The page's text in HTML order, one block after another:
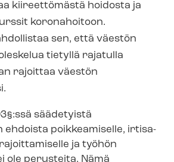
kiireettömästä hoidosta ja
koronahoitoon.
sen, että väestön
tietyllä rajatulla
rajoittaa väestön
säädetyistä
ehdoista poikkeamiselle, ir­ti­sa­
ja työhön
ole perusteita. Nämä